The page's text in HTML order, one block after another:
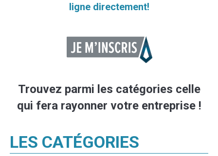
ligne directement!
Trouvez parmi les catégories celle
qui fera rayonner votre entreprise !
LES CATÉGORIES